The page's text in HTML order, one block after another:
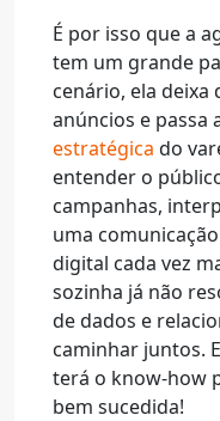
É por isso que a
tem um grande
cenário, ela deixa
anúncios e passa
estratégica do
entender o
campanhas,
uma
digital cada vez
sozinha já não
de dados e
caminhar juntos.
terá o know-how
bem sucedida!